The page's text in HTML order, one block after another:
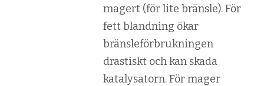
magert (för lite bränsle). För
fett blandning ökar
bränsleförbrukningen
drastiskt och kan skada
katalysatorn. För mager